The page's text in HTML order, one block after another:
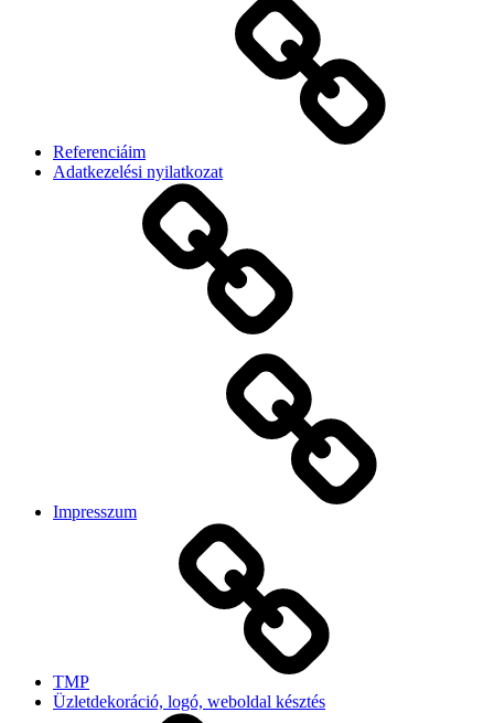
Referenciáim
Adatkezelési nyilatkozat
Impresszum
TMP
Üzletdekoráció, logó, weboldal késztés